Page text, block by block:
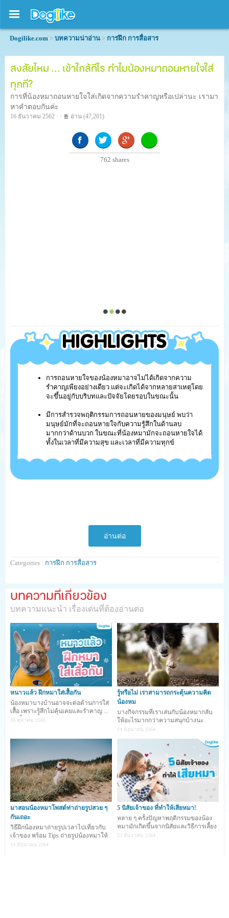
Dogilike.com > บทความน่าอ่าน > การฝึก การสื่อสาร
สงสัยไหม ... เข้าใกล้ทีไร ทำไมน้องหมาถอนหายใจใส่
ทุกที?
การที่น้องหมาถอนหายใจใส่เกิดจากความรำคาญหรือเปล่านะ เรามา
หาคำตอบกันค่ะ
16 ธันวาคม 2562 · · อ่าน (47,201)
762 shares
การถอนหายใจของน้องหมาอาจไม่ได้เกิดจากความ
รำคาญเพียงอย่างเดียว แต่จะเกิดได้จากหลายสาเหตุโดย
จะขึ้นอยู่กับบริบทและปัจจัยโดยรอบในขณะนั้น
มีการสำรวจพฤติกรรมการถอนหายของมนุษย์ พบว่า
มนุษย์มักที่จะถอนหายใจกับความรู้สึกในด้านลบ
มากกว่าด้านบวก ในขณะที่น้องหมามักจะถอนหายใจได้
ทั้งในเวลาที่มีความสุข และเวลาที่มีความทุกข์
เพื่อน ๆ เคยสังเกตไหมคะ เวลาเราเล่น หรือพูดคุยทักทาย
น้องหมา บางทีพวกเขาก็จะแสดงอาการ “ถอนหายใจใส่” …
สื่อสารอะไรกับเรา หรือว่าเขาจะกำลังรำคาญเราอยู่นะ วันนี้ด็
ของน้องหมาหมายความว่าอะไรกันแน่
อ่านต่อ
Categories : การฝึก การสื่อสาร ·
บทความที่เกี่ยวข้อง
บทความแนะนำ เรื่องเด่นที่ต้องอ่านต่อ
หนาวแล้ว ฝึกหมาใส่เสื้อกัน
น้องหมาบางบ้านอาจจะต่อต้านการใส่
เสื้อ เพราะรู้สึกไม่คุ้นเคยและรำคาญ ...
วันนี้มีเทคนิ
20 ตุลาคม 2565
รู้หรือไม่ เราสามารถกระตุ้นความคิด
น้องหม
บางกิจกรรมที่เราเล่นกับน้องหมากลับ
ให้อะไรมากกว่าความสนุกบ้างนะ
14 มิถุนายน 2564
มาสอนน้องหมาโพสต์ท่าถ่ายรูปสวย ๆ
กันเถอะ
วิธีฝึกน้องหมาถ่ายรูปเวลาไปเที่ยวกับ
เจ้าของ พร้อม Tips ถ่ายรูปน้องหมาให้
ออกมาน่ารัก
14 มิถุนายน 2564
5 นิสัยเจ้าของ ที่ทำให้เสียหมา!
หลาย ๆ ครั้งปัญหาพฤติกรรมของน้อง
หมามักเกิดขึ้นจากนิสัยและวิธีการเลี้ยง
ของเจ้าของ การท
23 ธันวาคม 2564